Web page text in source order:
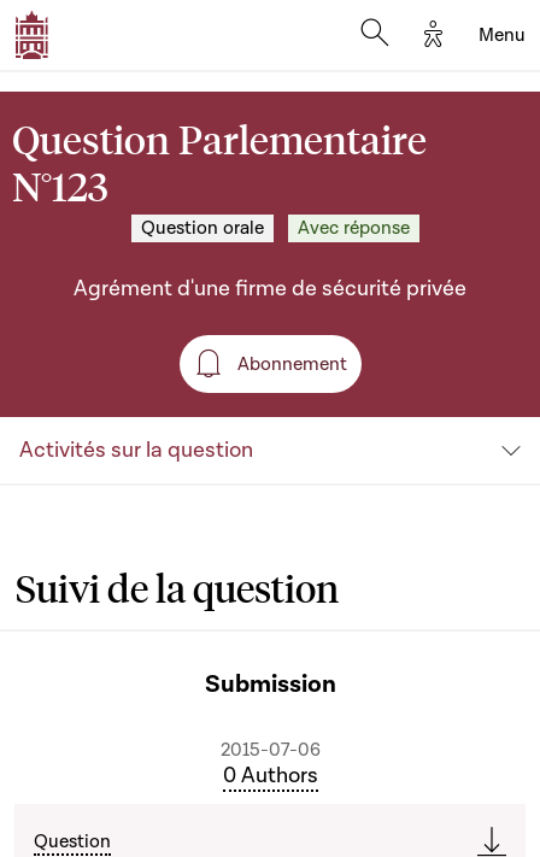
Options
Menu
Question Parlementaire
N°123
Question orale Avec réponse
Agrément d'une firme de sécurité privée
Abonnement
Abonnement
Activités sur la question
Suivi de la question
Submission
2015-07-06
0 Authors
Question